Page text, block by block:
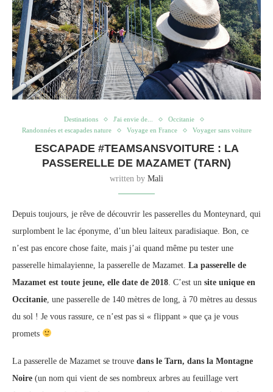
Destinations J'ai envie de...
Occitanie
Randonnées et escapades nature
Voyage en France Voyager sans voiture
ESCAPADE #TEAMSANSVOITURE : LA
PASSERELLE DE MAZAMET (TARN)
written by Mali
Depuis toujours, je rêve de découvrir les passerelles du Monteynard, qui
surplombent le lac éponyme, d’un bleu laiteux paradisiaque. Bon, ce
n’est pas encore chose faite, mais j’ai quand même pu tester une
passerelle himalayienne, la passerelle de Mazamet. La passerelle de
Mazamet est toute jeune, elle date de 2018. C’est un site unique en
Occitanie, une passerelle de 140 mètres de long, à 70 mètres au dessus
du sol ! Je vous rassure, ce n’est pas si « flippant » que ça je vous
promets
La passerelle de Mazamet se trouve dans le Tarn, dans la Montagne
Noire (un nom qui vient de ses nombreux arbres au feuillage vert